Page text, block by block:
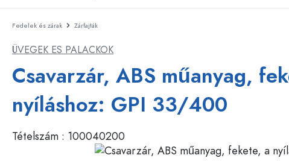
Palackok
Tárolók
Edények
Kozmetikai tartályok
WECK-palackok
Palackok funkció szerint
Csatos üvegpalackok
Fedelek és zárak Zárfajták
ÜVEGEK ES PALACKOK
Csavarzár, ABS műanyag,
nyíláshoz: GPI 33/400
Tételszám : 100040200